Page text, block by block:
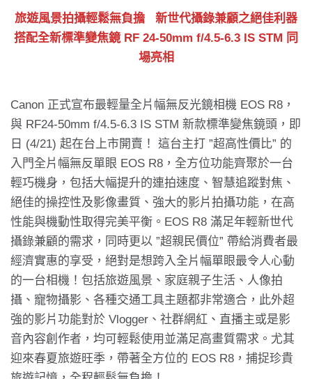
旅遊風景拍攝輕鬆無負擔 新世代攝錄兼顧之絕佳利器
搭配全新標準變焦鏡 RF 24-50mm f/4.5-6.3 IS STM 同
場亮相
Canon 正式宣布最輕量全片幅無反光鏡相機 EOS R8，
與 RF24-50mm f/4.5-6.3 IS STM 新款標準變焦鏡頭，即
日 (4/21) 起在台上市開賣！ 這台主打 ”超高性價比” 的
入門全片幅無反單眼 EOS R8，全方位功能齊聚於一台
輕巧機身，包括大幅提升的連拍速度、智慧追蹤對焦、
絕佳的操控性及影像畫質、強大的影片拍攝功能，在高
性能與機動性取得完美平衡。EOS R8 滿足年輕新世代
攝錄兼顧的需求，同時更以 ”超親民價位” 帶給消費者最
經濟實惠的享受，絕對是想跨入全片幅單眼最令人心動
的一台相機！包括旅遊風景、家庭親子生活、人像拍
攝、寵物攝影、各種交通工具主題都非常適合，此外超
強的影片功能對於 Vlogger、社群網紅、直播主或是影
音內容創作者，均可輕鬆使用並滿足高畫質需求。尤其
迎來春夏旅遊旺季，帶著全方位的 EOS R8，捕捉珍貴